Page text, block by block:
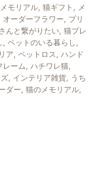
モリアル, 猫ギフト , メ
オーダーフラワー, プリ
んと繋がりたい, 猫プレ
, ペットのいる暮らし,
ア, ペットロス, ハンド
レーム, ハチワレ猫,
, インテリア雑貨, うち
ダー, 猫のメモリアル,